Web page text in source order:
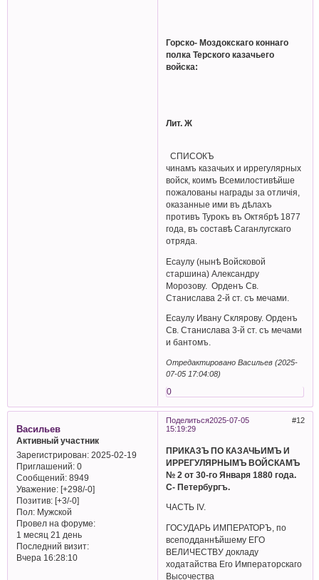
Горско- Моздокскаго коннаго
полка Терского казачьего
войска:
Лит. Ж
СПИСОКЪ
чинамъ казачьих и иррегулярных
войск, коимъ Всемилостивѣйше
пожалованы награды за отличія,
оказанные ими въ дѣлахъ
противъ Турокъ въ Октябрѣ 1877
года, въ составѣ Саганлугскаго
отряда.
Есаулу (нынѣ Войсковой
старшина) Александру
Морозову. Орденъ Св.
Станислава 2-й ст. съ мечами.
Есаулу Ивану Склярову. Орденъ
Св. Станислава 3-й ст. съ мечами
и бантомъ.
Отредактировано Васильев (2025-
07-05 17:04:08)
0
Поделиться 12
2025-07-05
15:19:29
Васильев
Активный участник
Зарегистрирован: 2025-02-19
Приглашений:0
Сообщений:8949
Уважение: [+298/-0]
Позитив: [+3/-0]
Пол:Мужской
Провел на форуме:
1 месяц 21 день
Последний визит:
Вчера 16:28:10
ПРИКАЗЪ ПО КАЗАЧЬИМЪ И
ИРРЕГУЛЯРНЫМЪ ВОЙСКАМЪ
№ 2 от 30-го Января 1880 года.
С- Петербургъ.
ЧАСТЬ IV.
ГОСУДАРЬ ИМПЕРАТОРЪ, по
всеподданнѣйшему ЕГО
ВЕЛИЧЕСТВУ докладу
ходатайства Его Императорскаго
Высочества